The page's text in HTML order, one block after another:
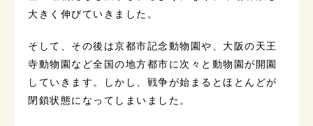
大きく伸びていきました。
そして、その後は京都市記念動物園や、大阪の天王
寺動物園など全国の地方都市に次々と動物園が開園
していきます。しかし、戦争が始まるとほとんどが
閉鎖状態になってしまいました。